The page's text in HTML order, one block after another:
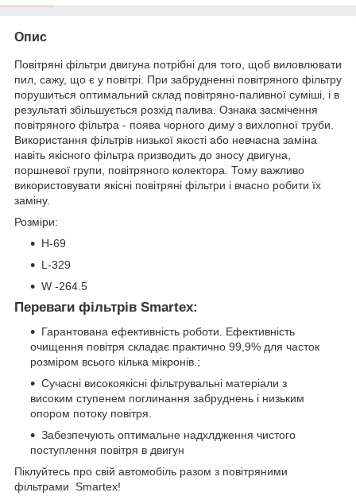
Опис
Повітряні фільтри двигуна потрібні для того, щоб виловлювати
пил, сажу, що є у повітрі. При забрудненні повітряного фільтру
порушиться оптимальний склад повітряно-паливної суміші, і в
результаті збільшується розхід палива. Ознака засмічення
повітряного фільтра - поява чорного диму з вихлопної труби.
Використання фільтрів низької якості або невчасна заміна
навіть якісного фільтра призводить до зносу двигуна,
поршневої групи, повітряного колектора. Тому важливо
використовувати якісні повітряні фільтри і вчасно робити їх
заміну.
Розміри:
H-69
L-329
W -264.5
Переваги фільтрів Smartex:
Гарантована ефективність роботи. Ефективність
очищення повітря складає практично 99,9% для часток
розміром всього кілька мікронів.;
Сучасні високоякісні фільтрувальні матеріали з
високим ступенем поглинання забруднень і низьким
опором потоку повітря.
Забезпечують оптимальне надхлдження чистого
поступлення повітря в двигун
Піклуйтесь про свій автомобіль разом з повітряними
фільтрами Smartex!